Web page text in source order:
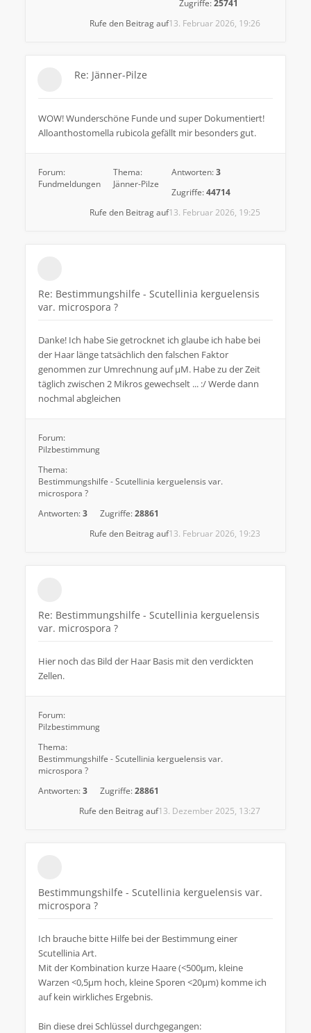
Zugriffe:25741
13. Februar 2026, 19:26
Rufe den Beitrag auf
Re: Jänner-Pilze
WOW! Wunderschöne Funde und super Dokumentiert!
Alloanthostomella rubicola gefällt mir besonders gut.
Forum:
Fundmeldungen
Thema:
Jänner-Pilze
Antworten:3
Zugriffe:44714
13. Februar 2026, 19:25
Rufe den Beitrag auf
Re: Bestimmungshilfe - Scutellinia kerguelensis
var. microspora ?
Danke! Ich habe Sie getrocknet ich glaube ich habe bei
der Haar länge tatsächlich den falschen Faktor
genommen zur Umrechnung auf µM. Habe zu der Zeit
täglich zwischen 2 Mikros gewechselt ... :/ Werde dann
nochmal abgleichen
Forum:
Pilzbestimmung
Thema:
Bestimmungshilfe - Scutellinia kerguelensis var.
microspora ?
Antworten:3 Zugriffe:28861
13. Februar 2026, 19:23
Rufe den Beitrag auf
Re: Bestimmungshilfe - Scutellinia kerguelensis
var. microspora ?
Hier noch das Bild der Haar Basis mit den verdickten
Zellen.
Forum:
Pilzbestimmung
Thema:
Bestimmungshilfe - Scutellinia kerguelensis var.
microspora ?
Antworten:3 Zugriffe:28861
13. Dezember 2025, 13:27
Rufe den Beitrag auf
Bestimmungshilfe - Scutellinia kerguelensis var.
microspora ?
Ich brauche bitte Hilfe bei der Bestimmung einer
Scutellinia Art.
Mit der Kombination kurze Haare (<500µm, kleine
Warzen <0,5µm hoch, kleine Sporen <20µm) komme ich
auf kein wirkliches Ergebnis.
Bin diese drei Schlüssel durchgegangen: